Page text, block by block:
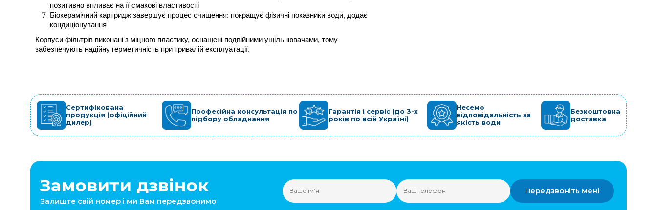
позитивно впливає на її смакові властивості
Біокерамічний картридж завершує процес очищення: покращує фізичні показники води, додає
кондиціонування
Корпуси фільтрів виконані з міцного пластику, оснащені подвійними ущільнювачами, тому
забезпечують надійну герметичність при тривалій експлуатації.
Сертифікована
продукція (офіційний
дилер)
Професійна консультація по
підбору обладнання
Гарантія і сервіс (до 3-х
років по всій Україні)
Несемо
відповідальність за
якість води
Безкоштовна
доставка
Замовити дзвінок
Залиште свій номер і ми Вам передзвонимо
Передзвоніть мені